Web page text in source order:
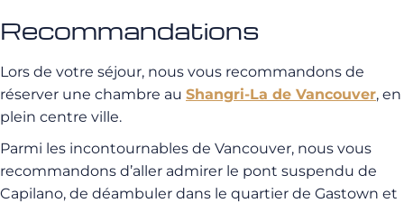
Recommandations
Lors de votre séjour, nous vous recommandons de
réserver une chambre au Shangri-La de Vancouver, en
plein centre ville.
Parmi les incontournables de Vancouver, nous vous
recommandons d’aller admirer le pont suspendu de
Capilano, de déambuler dans le quartier de Gastown et